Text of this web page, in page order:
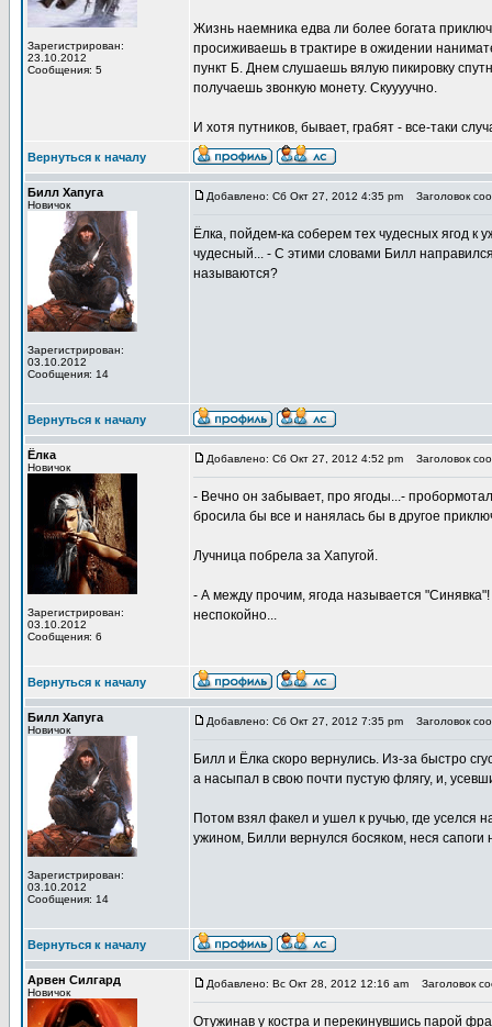
Зарегистрирован:
23.10.2012
Сообщения: 5
Жизнь наемника едва ли более богата
просиживаешь в трактире в ожидении
пункт Б. Днем слушаешь вялую пикировку
получаешь звонкую монету. Скуууучно.
И хотя путников, бывает, грабят - все-таки
Вернуться к началу
Билл Хапуга
Новичок
Зарегистрирован:
03.10.2012
Сообщения: 14
Добавлено: Сб Окт 27, 2012 4:35 pm Заголовок
Ёлка, пойдем-ка соберем тех чудесных ягод к
чудесный... - С этими словами Билл
называются?
Вернуться к началу
Ёлка
Новичок
Зарегистрирован:
03.10.2012
Сообщения: 6
Добавлено: Сб Окт 27, 2012 4:52 pm Заголовок
- Вечно он забывает, про ягоды...-
бросила бы все и нанялась бы в другое
Лучница побрела за Хапугой.
- А между прочим, ягода называется
неспокойно...
Вернуться к началу
Билл Хапуга
Новичок
Зарегистрирован:
03.10.2012
Сообщения: 14
Добавлено: Сб Окт 27, 2012 7:35 pm Заголовок
Билл и Ёлка скоро вернулись. Из-за быстро
а насыпал в свою почти пустую флягу, и,
Потом взял факел и ушел к ручью, где уселся
ужином, Билли вернулся босяком, неся сапоги
Вернуться к началу
Арвен Силгард
Новичок
Добавлено: Вс Окт 28, 2012 12:16 am Заголовок
Отужинав у костра и перекинувшись парой